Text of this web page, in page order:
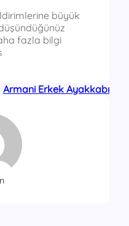
büyük
fazla bilgi
Armani Erkek Ayakkabı